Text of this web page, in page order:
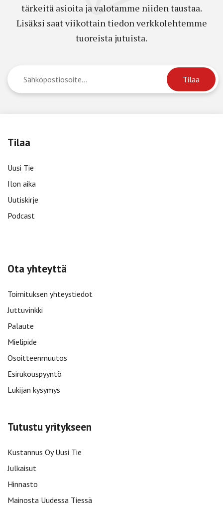
tärkeitä asioita ja valotamme niiden taustaa.
Lisäksi saat viikottain tiedon verkkolehtemme
tuoreista jutuista.
Tilaa
Uusi Tie
Ilon aika
Uutiskirje
Podcast
Ota yhteyttä
Toimituksen yhteystiedot
Juttuvinkki
Palaute
Mielipide
Osoitteenmuutos
Esirukouspyyntö
Lukijan kysymys
Tutustu yritykseen
Kustannus Oy Uusi Tie
Julkaisut
Hinnasto
Mainosta Uudessa Tiessä